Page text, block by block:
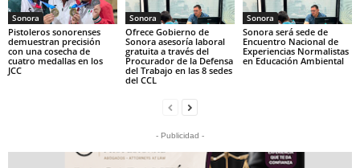
Sonora
Pistoleros sonorenses
demuestran precisión
con una cosecha de
cuatro medallas en los
JCC
Sonora
Ofrece Gobierno de
Sonora asesoría laboral
gratuita a través del
Procurador de la Defensa
del Trabajo en las 8 sedes
del CCL
Sonora
Sonora será sede de
Encuentro Nacional de
Experiencias Normalistas
en Educación Ambiental
- Publicidad -